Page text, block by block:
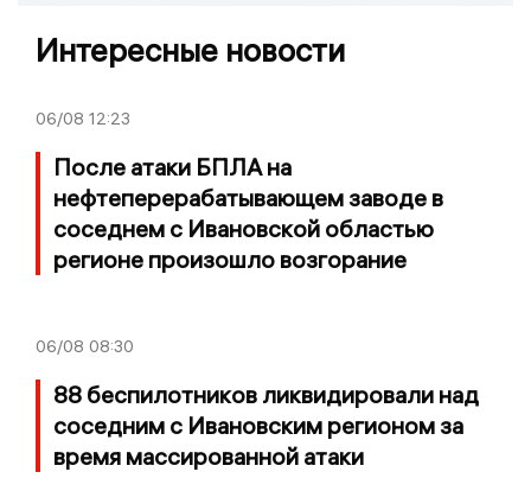
Интересные новости
06/08 12:23
После атаки БПЛА на
нефтеперерабатывающем заводе в
соседнем с Ивановской областью
регионе произошло возгорание
06/08 08:30
88 беспилотников ликвидировали над
соседним с Ивановским регионом за
время массированной атаки